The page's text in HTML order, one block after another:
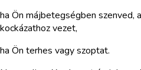
ha Ön májbetegségben szenved,
kockázathoz vezet,
ha Ön terhes vagy szoptat.